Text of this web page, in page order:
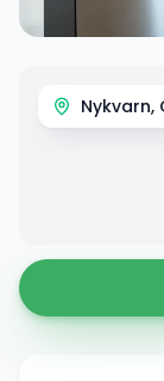
Nykvarn,